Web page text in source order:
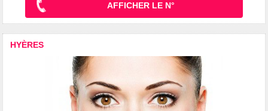
AFFICHER LE N°
HYÈRES